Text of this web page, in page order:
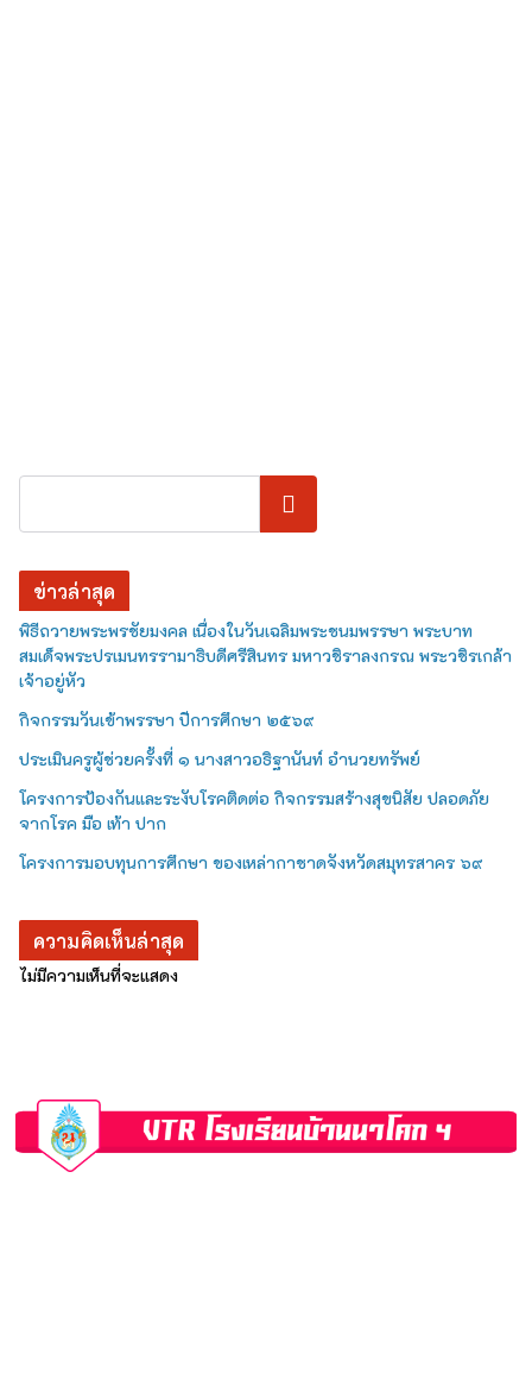
ค้นหา
ข่าวล่าสุด
พิธีถวายพระพรชัยมงคล เนื่องในวันเฉลิมพระชนมพรรษา พระบาท
สมเด็จพระปรเมนทรรามาธิบดีศรีสินทร มหาวชิราลงกรณ พระวชิรเกล้า
เจ้าอยู่หัว
กิจกรรมวันเข้าพรรษา ปีการศึกษา ๒๕๖๙
ประเมินครูผู้ช่วยครั้งที่ ๑ นางสาวอธิฐานันท์ อำนวยทรัพย์
โครงการป้องกันและระงับโรคติดต่อ กิจกรรมสร้างสุขนิสัย ปลอดภัย
จากโรค มือ เท้า ปาก
โครงการมอบทุนการศึกษา ของเหล่ากาชาดจังหวัดสมุทรสาคร ๖๙
ความคิดเห็นล่าสุด
ไม่มีความเห็นที่จะแสดง